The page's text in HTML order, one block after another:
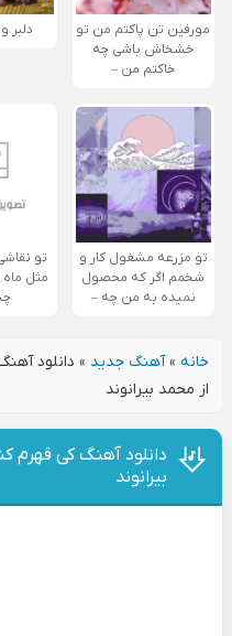
مورفین تن پاکتم من تو
خشخاش باشی چه
خاکتم من –
دلبر
تو مزرعه مشغول کار و
شخمم اگر که محصول
نمیده به من چه –
تو
مثل
خانه»آهنگ جدید » دانلود
از محمد بیرانوند
دانلود آهنگ کی
بیرانوند